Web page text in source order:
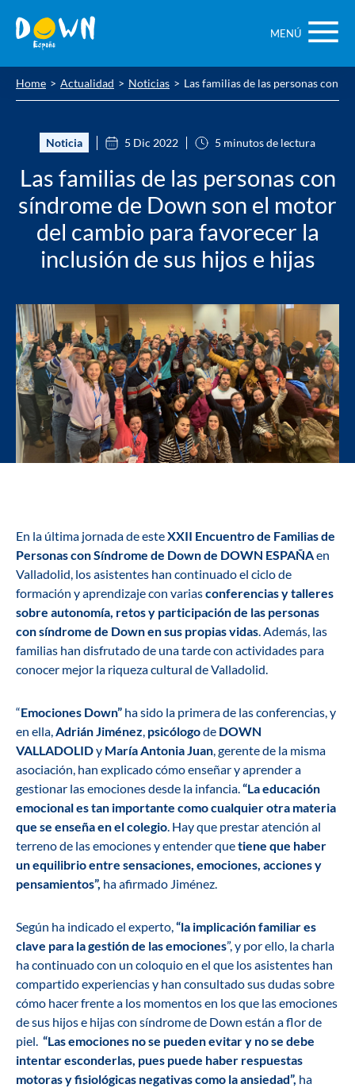
contenido
MENÚ
Home Actualidad Noticias Las familias de las personas con
Noticia 5 Dic 2022 5 minutos de lectura
Las familias de las personas con
síndrome de Down son el motor
del cambio para favorecer la
inclusión de sus hijos e hijas
En la última jornada de esteXXII Encuentro de Familias de
Personas con Síndrome de Down de DOWN ESPAÑAen
Valladolid, los asistentes han continuado el ciclo de
formación y aprendizaje con variasconferencias y talleres
sobre autonomía, retos y participación de las personas
con síndrome de Down en sus propias vidas. Además, las
familias han disfrutado de una tarde con actividades para
conocer mejor la riqueza cultural de Valladolid.
“Emociones Down” ha sido la primera de las conferencias, y
en ella,Adrián Jiménez, psicólogode DOWN
VALLADOLIDy María Antonia Juan, gerente de la misma
asociación, han explicado cómo enseñar y aprender a
gestionar las emociones desde la infancia.“La educación
emocional es tan importante como cualquier otra materia
que se enseña en el colegio. Hay que prestar atención al
terreno de las emociones y entender quetiene que haber
un equilibrio entre sensaciones, emociones, acciones y
pensamientos”, ha afirmado Jiménez.
Según ha indicado el experto,“la implicación familiar es
clave para la gestión de las emociones”, y por ello, la charla
ha continuado con un coloquio en el que los asistentes han
compartido experiencias y han consultado sus dudas sobre
cómo hacer frente a los momentos en los que las emociones
de sus hijos e hijas con síndrome de Down están a flor de
piel. “Las emociones no se pueden evitar y no se debe
intentar esconderlas, pues puede haber respuestas
motoras y fisiológicas negativas como la ansiedad”, ha